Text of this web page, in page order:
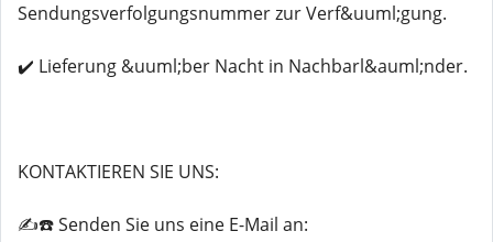
Sendungsverfolgungsnummer zur Verf&uuml;gung.
✔️ Lieferung &uuml;ber Nacht in Nachbarl&auml;nder.
KONTAKTIEREN SIE UNS:
✍️☎️ Senden Sie uns eine E-Mail an: